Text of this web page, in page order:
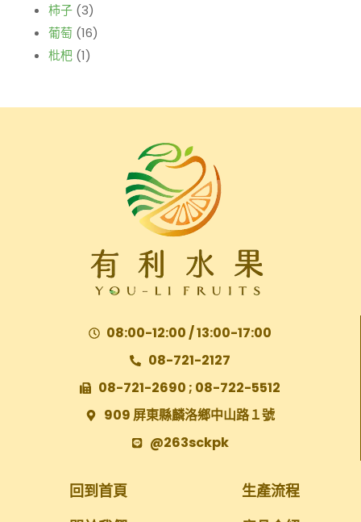
柿子 (3)
葡萄 (16)
枇杷 (1)
08:00-12:00 / 13:00-17:00
08-721-2127
08-721-2690 ; 08-722-5512
909 屏東縣麟洛鄉中山路１號
@263sckpk
回到首頁
生產流程